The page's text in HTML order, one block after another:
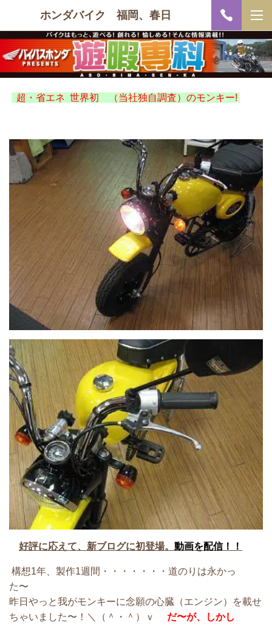
ホンダバイク 福岡、春日
超・省エネ 世界初 （当社独自調査）のモンキー!
好評に応えて、新ブログに初登場。 動画を配信！！
構想1年、製作1週間・・・・・・・道のりは永かっ
た〜
昨日やっと我がモンキーに念願の心臓（エンジン）を載せ
ちゃいました〜！＼（＾・＾）ｖ だ〜が、しかし